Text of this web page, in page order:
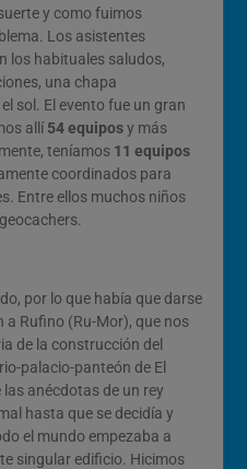
y como fuimos
Los asistentes
los habituales saludos,
una chapa
sol. El evento fue un gran
allí54 equiposy más
teníamos 11 equipos
coordinados para
Entre ellos muchos niños
por lo que había que darse
a Rufino (Ru-Mor), que nos
de la construcción del
palacio-panteón de El
anécdotas de un rey
hasta que se decidía y
el mundo empezaba a
singular edificio. Hicimos